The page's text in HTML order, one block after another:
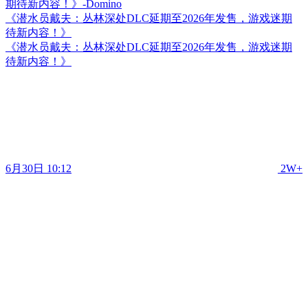
《潜水员戴夫：丛林深处DLC延期至2026年发售，游戏迷期
待新内容！》
《潜水员戴夫：丛林深处DLC延期至2026年发售，游戏迷期
待新内容！》
6月30日 10:12 2W+